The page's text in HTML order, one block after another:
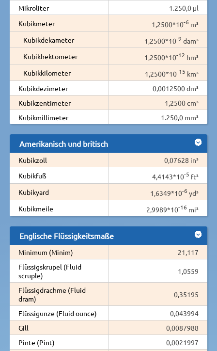
Mikroliter
1.250,0 µl
Kubikmeter
1,2500*10-6 m³
Kubikdekameter
1,2500*10-9 dam³
Kubikhektometer
1,2500*10-12 hm³
Kubikkilometer
1,2500*10-15 km³
Kubikdezimeter
0,0012500 dm³
Kubikzentimeter
1,2500 cm³
Kubikmillimeter
1.250,0 mm³
Amerikanisch und britisch
Kubikzoll
0,07628 in³
Kubikfuß
4,4143*10-5 ft³
Kubikyard
1,6349*10-6 yd³
Kubikmeile
2,9989*10-16 mi³
Englische Flüssigkeitsmaße
Minimum (Minim)
21,117
Flüssigskrupel (Fluid
scruple)
1,0559
Flüssigdrachme (Fluid
dram)
0,35195
Flüssigunze (Fluid ounce)
0,043994
Gill
0,0087988
Pinte (Pint)
0,0021997